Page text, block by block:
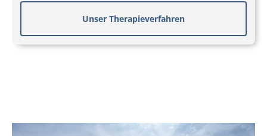
Unser Therapieverfahren